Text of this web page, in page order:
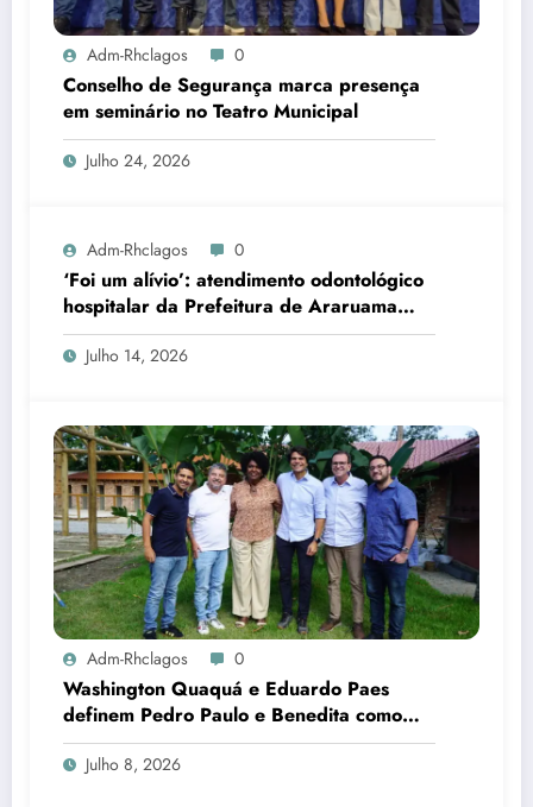
Adm-Rhclagos 0
Conselho de Segurança marca presença
em seminário no Teatro Municipal
Julho 24, 2026
Adm-Rhclagos 0
‘Foi um alívio’: atendimento odontológico
hospitalar da Prefeitura de Araruama
transforma rotina de famílias atípicas
Julho 14, 2026
Adm-Rhclagos 0
Washington Quaquá e Eduardo Paes
definem Pedro Paulo e Benedita como
candidatos ao Senado no Rio
Julho 8, 2026